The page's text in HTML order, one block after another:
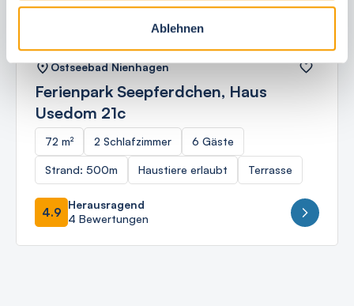
Ablehnen
Ostseebad Nienhagen
Ferienpark Seepferdchen, Haus
Usedom 21c
72 m² 2 Schlafzimmer 6 Gäste
Strand: 500m Haustiere erlaubt Terrasse
4.9
Herausragend
4 Bewertungen